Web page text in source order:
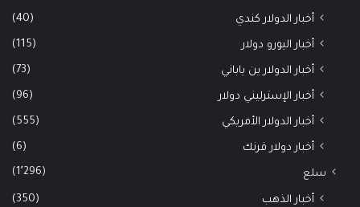
أخبار الدولار كندي (40)
أخبار اليورو دولار (115)
أخبار الدولار ين ياباني (73)
أخبار الإسترليني دولار (96)
أخبار الدولار الأمريكي (555)
أخبار دولار فرنك (6)
سلع (1٬296)
أخبار الذهب (350)